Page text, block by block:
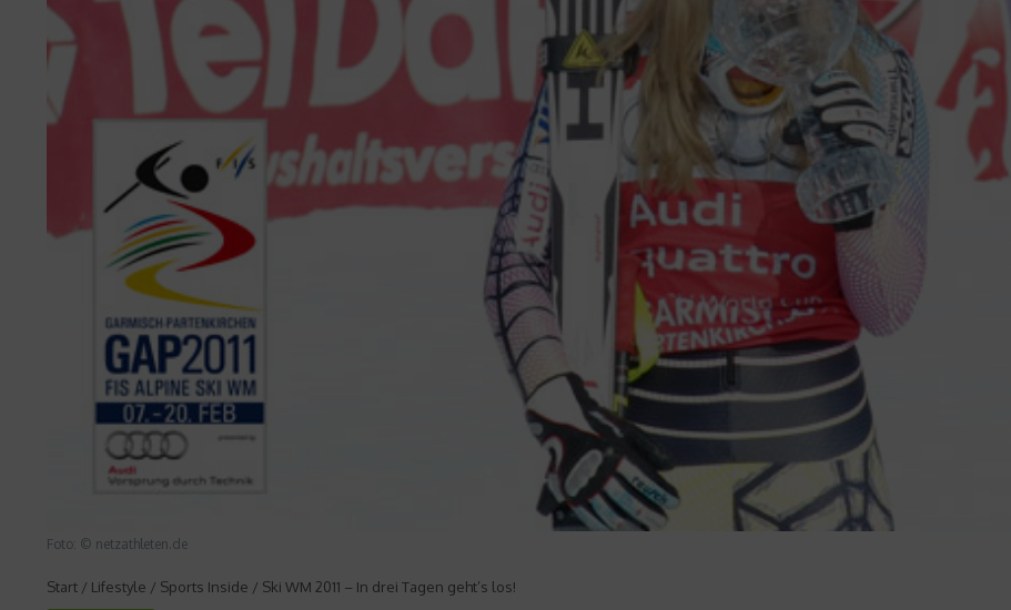
Foto: © netzathleten.de
Start / Lifestyle / Sports Inside / Ski WM 2011 – In drei Tagen geht’s los!